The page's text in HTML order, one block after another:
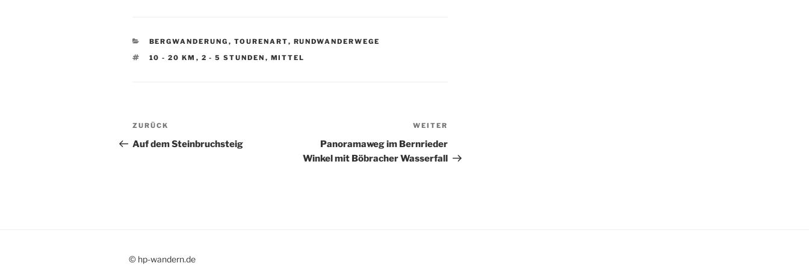
KATEGORIEN
BERGWANDERUNG , TOURENART, RUNDWANDERWEGE
SCHLAGWÖRTER
10 - 20 KM , 2 - 5 STUNDEN , MITTEL
Beitragsnavigation
Vorheriger
Beitrag
ZURÜCK
Auf dem Steinbruchsteig
Beitrag
WEITER
Panoramaweg im Bernrieder
Winkel mit Böbracher Wasserfall
© hp-wandern.de